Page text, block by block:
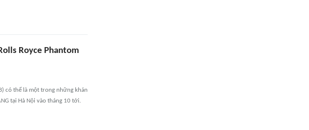
Royce Phantom
có thể là một trong những khán
tại Hà Nội vào tháng 10 tới.